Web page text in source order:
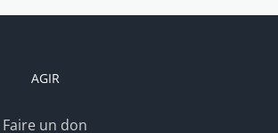
AGIR
Faire un don